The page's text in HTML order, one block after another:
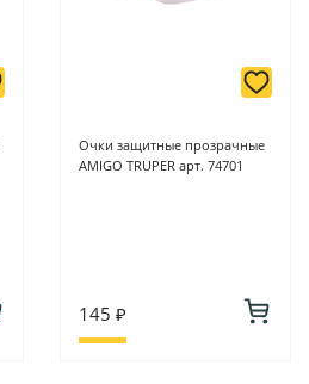
Очки защитные прозрачные
AMIGO TRUPER арт. 74701
145 ₽